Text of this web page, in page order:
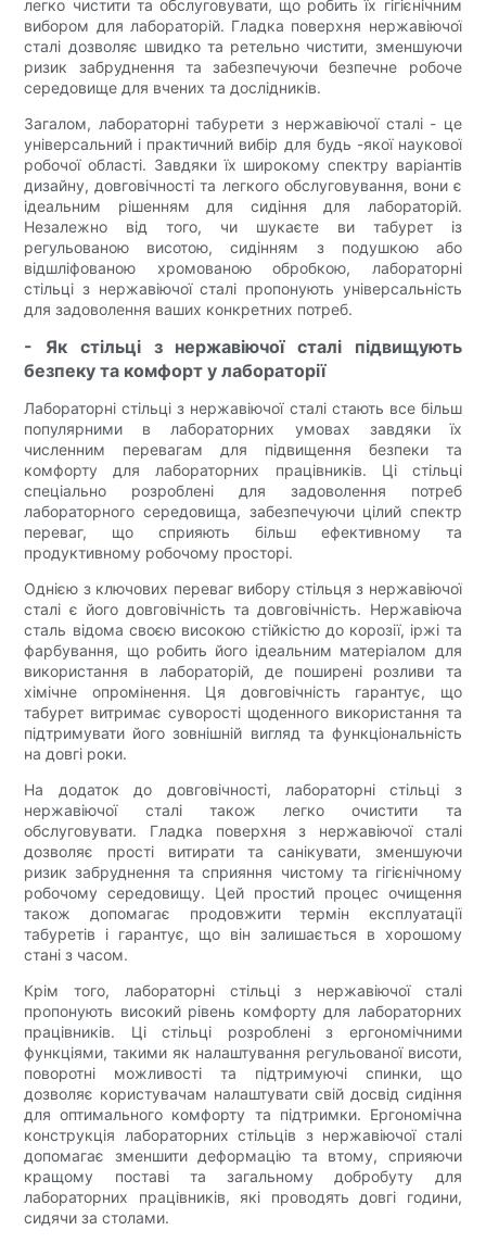
легко чистити та обслуговувати, що робить їх гігієнічним
вибором для лабораторій. Гладка поверхня нержавіючої
сталі дозволяє швидко та ретельно чистити, зменшуючи
ризик забруднення та забезпечуючи безпечне робоче
середовище для вчених та дослідників.
Загалом, лабораторні табурети з нержавіючої сталі - це
універсальний і практичний вибір для будь -якої наукової
робочої області. Завдяки їх широкому спектру варіантів
дизайну, довговічності та легкого обслуговування, вони є
ідеальним рішенням для сидіння для лабораторій.
Незалежно від того, чи шукаєте ви табурет із
регульованою висотою, сидінням з подушкою або
відшліфованою хромованою обробкою, лабораторні
стільці з нержавіючої сталі пропонують універсальність
для задоволення ваших конкретних потреб.
- Як стільці з нержавіючої сталі підвищують
безпеку та комфорт у лабораторії
Лабораторні стільці з нержавіючої сталі стають все більш
популярними в лабораторних умовах завдяки їх
численним перевагам для підвищення безпеки та
комфорту для лабораторних працівників. Ці стільці
спеціально розроблені для задоволення потреб
лабораторного середовища, забезпечуючи цілий спектр
переваг, що сприяють більш ефективному та
продуктивному робочому просторі.
Однією з ключових переваг вибору стільця з нержавіючої
сталі є його довговічність та довговічність. Нержавіюча
сталь відома своєю високою стійкістю до корозії, іржі та
фарбування, що робить його ідеальним матеріалом для
використання в лабораторій, де поширені розливи та
хімічне опромінення. Ця довговічність гарантує, що
табурет витримає суворості щоденного використання та
підтримувати його зовнішній вигляд та функціональність
на довгі роки.
На додаток до довговічності, лабораторні стільці з
нержавіючої сталі також легко очистити та
обслуговувати. Гладка поверхня з нержавіючої сталі
дозволяє прості витирати та санікувати, зменшуючи
ризик забруднення та сприяння чистому та гігієнічному
робочому середовищу. Цей простий процес очищення
також допомагає продовжити термін експлуатації
табуретів і гарантує, що він залишається в хорошому
стані з часом.
Крім того, лабораторні стільці з нержавіючої сталі
пропонують високий рівень комфорту для лабораторних
працівників. Ці стільці розроблені з ергономічними
функціями, такими як налаштування регульованої висоти,
поворотні можливості та підтримуючі спинки, що
дозволяє користувачам налаштувати свій досвід сидіння
для оптимального комфорту та підтримки. Ергономічна
конструкція лабораторних стільців з нержавіючої сталі
допомагає зменшити деформацію та втому, сприяючи
кращому поставі та загальному добробуту для
лабораторних працівників, які проводять довгі години,
сидячи за столами.